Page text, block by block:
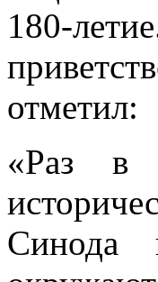
180-
отметил:
«Раз в
Синода